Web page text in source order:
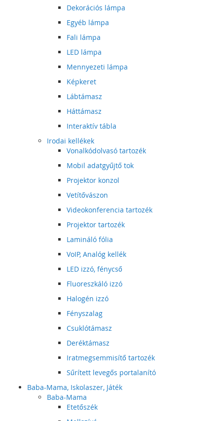
Dekorációs lámpa
Egyéb lámpa
Fali lámpa
LED lámpa
Mennyezeti lámpa
Képkeret
Lábtámasz
Háttámasz
Interaktív tábla
Irodai kellékek
Vonalkódolvasó tartozék
Mobil adatgyűjtő tok
Projektor konzol
Vetítővászon
Videokonferencia tartozék
Projektor tartozék
Lamináló fólia
VoIP, Analóg kellék
LED izzó, fénycső
Fluoreszkáló izzó
Halogén izzó
Fényszalag
Csuklótámasz
Deréktámasz
Iratmegsemmisítő tartozék
Sűrített levegős portalanító
Baba-Mama, Iskolaszer, Játék
Baba-Mama
Etetőszék